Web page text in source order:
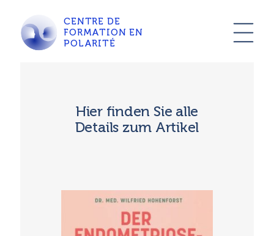
CENTRE DE
FORMATION EN
POLARITÉ
Hier finden Sie alle
Details zum Artikel